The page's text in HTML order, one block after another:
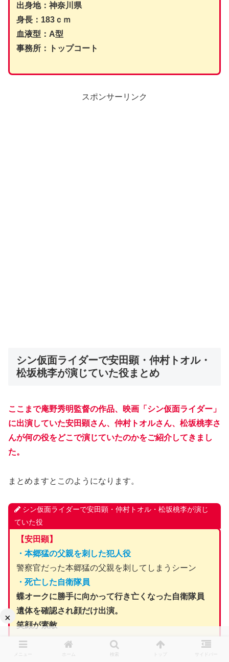
出身地：神奈川県
身長：183ｃｍ
血液型：A型
事務所：トップコート
スポンサーリンク
シン仮面ライダーで安田顕・仲村トオル・
松坂桃李が演じていた役まとめ
ここまで庵野秀明監督の作品、映画「シン仮面ライダー」
に出演していた安田顕さん、仲村トオルさん、松坂桃李さ
んが何の役をどこで演じていたのかをご紹介してきまし
た。
まとめますとこのようになります。
シン仮面ライダーで安田顕・仲村トオル・松坂桃李が演じ
ていた役
【安田顕】
・本郷猛の父親を刺した犯人役
警察官だった本郷猛の父親を刺してしまうシーン
・死亡した自衛隊員
蝶オークに勝手に向かって行き亡くなった自衛隊員
遺体を確認され顔だけ出演。
笑顔が素敵
このどちらかか、またはその両方であるようだが
メニュー ホーム 検索 トップ サイドバー
×